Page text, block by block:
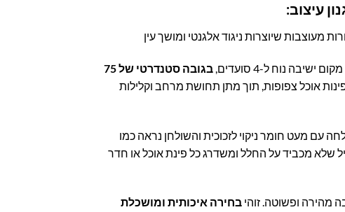
עיצוב:
שיוצרות ניגוד אלגנטי ומושך עין
ישיבה נוח ל-4 סועדים,
בגובה סטנדרטי של 75
אוכל צפופות, תוך מתן תחושת מרחב וקלילות
עם מעט חומר ניקוי לזכוכית והשולחן נראה כמו
שלא מכביד על החלל ומשדרג כל פינת אוכל או חדר
מהירה ופשוטה. זוהי בחירה איכותית ומושכלת